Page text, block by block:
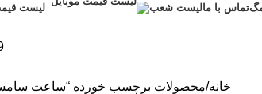
تماس با مالیست شعب لیست
خانه محصولات برچسب خورده “ساعت